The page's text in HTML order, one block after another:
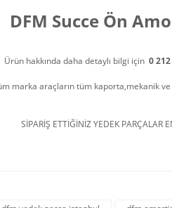
DFM Succe Ön
Ürün hakkında daha detaylı bilgi için 0
marka araçların tüm kaporta,mekanik
SİPARİŞ ETTİĞİNİZ YEDEK PARÇALAR